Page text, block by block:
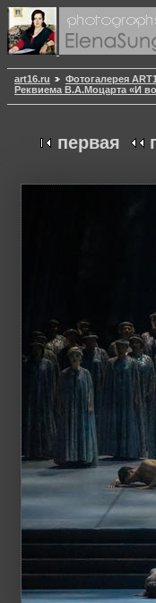
art16.ru Фотогалерея
Реквиема В.А.Моцарта «И
первая